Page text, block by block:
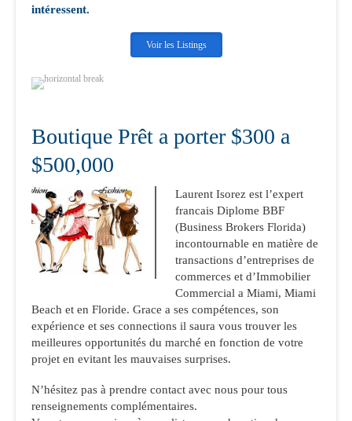
intéressent.
Voir les Listings
Boutique Prêt a porter $300 a
$500,000
Laurent Isorez est l’expert
francais Diplome BBF
(Business Brokers Florida)
incontournable en matière de
transactions d’entreprises de
commerces et d’Immobilier
Commercial a Miami, Miami
Beach et en Floride. Grace a ses compétences, son
expérience et ses connections il saura vous trouver les
meilleures opportunités du marché en fonction de votre
projet en evitant les mauvaises surprises.
N’hésitez pas à prendre contact avec nous pour tous
renseignements complémentaires.